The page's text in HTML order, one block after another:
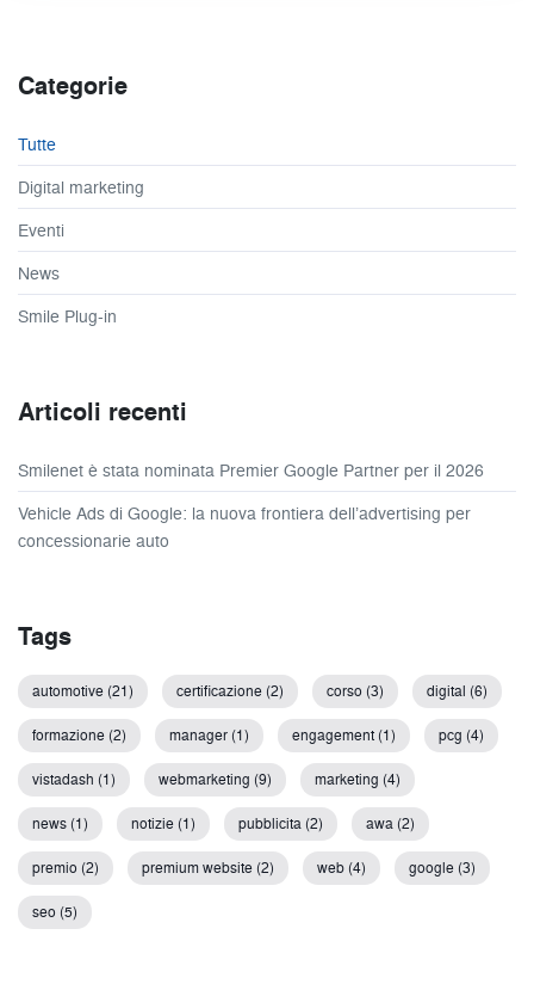
Categorie
Tutte
Digital marketing
Eventi
News
Smile Plug-in
Articoli recenti
Smilenet è stata nominata Premier Google Partner per il 2026
Vehicle Ads di Google: la nuova frontiera dell’advertising per
concessionarie auto
Tags
automotive (21) certificazione (2) corso (3) digital (6)
formazione (2) manager (1) engagement (1) pcg (4)
vistadash (1) webmarketing (9) marketing (4)
news (1) notizie (1) pubblicita (2) awa (2)
premio (2) premium website (2) web (4) google (3)
seo (5)